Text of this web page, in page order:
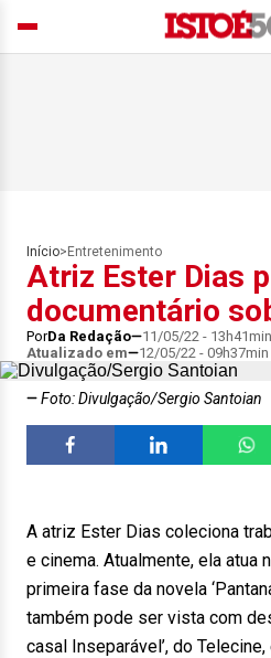
Início> Entretenimento
Atriz Ester Dias
documentário
PorDa Redação 11/05/22 - 13h41min
Atualizado em
12/05/22 - 09h37min
Foto: Divulgação/Sergio Santoian
A atriz Ester Dias coleciona
e cinema. Atualmente, ela atua
primeira fase da novela
também pode ser vista com
casal Inseparável’, do